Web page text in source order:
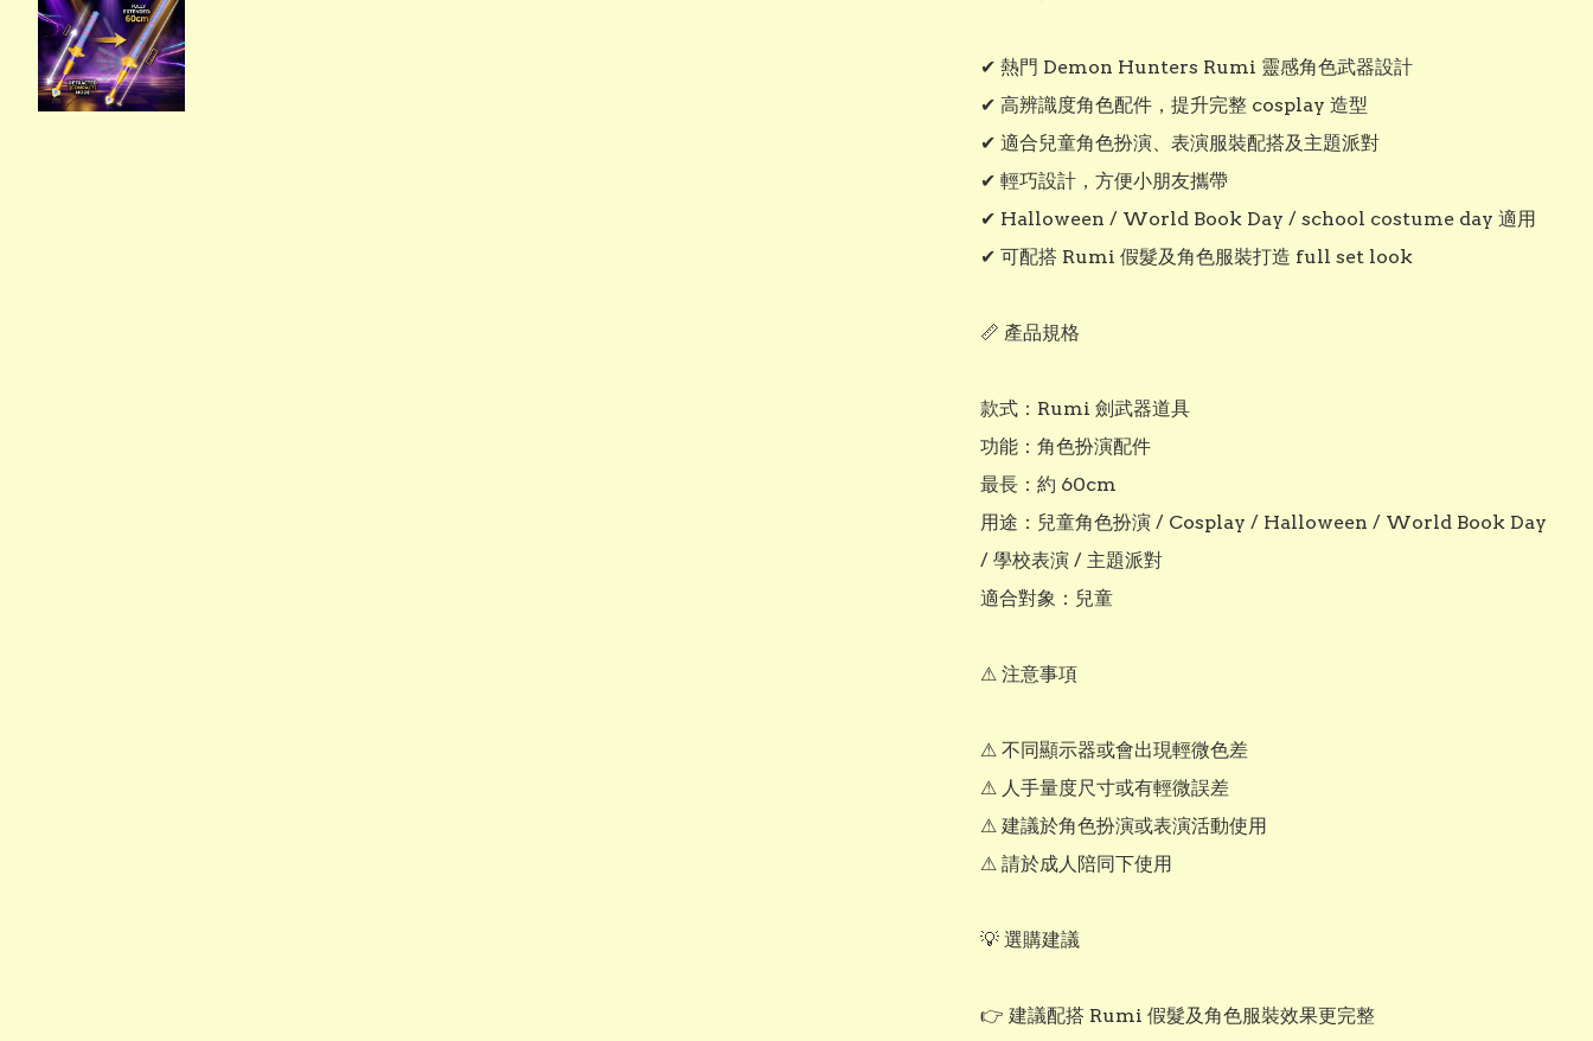
✔ 熱門 Demon Hunters Rumi 靈感角色武器設計
✔ 高辨識度角色配件，提升完整 cosplay 造型
✔ 適合兒童角色扮演、表演服裝配搭及主題派對
✔ 輕巧設計，方便小朋友攜帶
✔ Halloween / World Book Day / school costume day 適用
✔ 可配搭 Rumi 假髮及角色服裝打造 full set look
📏 產品規格
款式：Rumi 劍武器道具
功能：角色扮演配件
最長：約 60cm
用途：兒童角色扮演 / Cosplay / Halloween / World Book Day
/ 學校表演 / 主題派對
適合對象：兒童
⚠ 注意事項
⚠ 不同顯示器或會出現輕微色差
⚠ 人手量度尺寸或有輕微誤差
⚠ 建議於角色扮演或表演活動使用
⚠ 請於成人陪同下使用
💡 選購建議
👉 建議配搭 Rumi 假髮及角色服裝效果更完整